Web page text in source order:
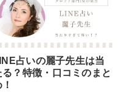
占いの麗子先生は当
る？特徴・口コミのまと